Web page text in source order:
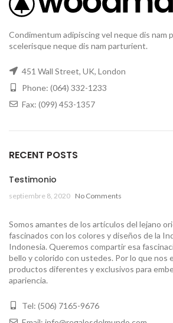
Condimentum adipiscing vel neque dis nam
scelerisque neque dis nam parturient.
451 Wall Street, UK, London
Phone: (064) 332-1233
Fax: (099) 453-1357
RECENT POSTS
Testimonio
septiembre 8, 2020 No Comments
Somos amantes de los artículos del lejano
fascinados con los colores y diseños de la
Indonesia. Queremos compartir esa
bello y colorido con ustedes. Por lo que nos
productos diferentes y exclusivos para
apariencia.
Tel: (506) 7165-9676